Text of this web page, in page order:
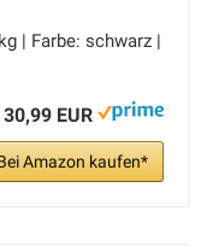
| Farbe: schwarz |
30,99 EUR
Amazon kaufen*